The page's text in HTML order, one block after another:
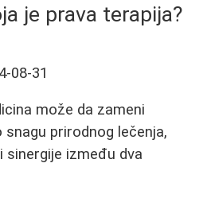
je prava terapija?
08-31
može da zameni
prirodnog lečenja,
sinergije između dva